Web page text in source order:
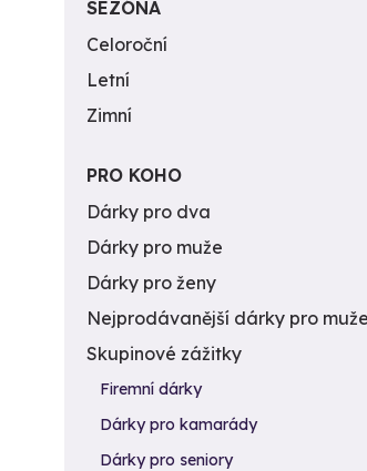
SEZÓNA
Celoroční
Letní
Zimní
PRO KOHO
Dárky pro dva
Dárky pro muže
Dárky pro ženy
Nejprodávanější dárky pro muže
Skupinové zážitky
Firemní dárky
Dárky pro kamarády
Dárky pro seniory